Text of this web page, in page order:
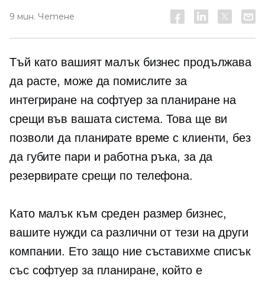
9 мин. Четене
Тъй като вашият малък бизнес продължава
да расте, може да помислите за
интегриране на софтуер за планиране на
срещи във вашата система. Това ще ви
позволи да планирате време с клиенти, без
да губите пари и работна ръка, за да
резервирате срещи по телефона.
Като малък към среден размер бизнес,
вашите нужди са различни от тези на други
компании. Ето защо ние съставихме списък
със софтуер за планиране, който е